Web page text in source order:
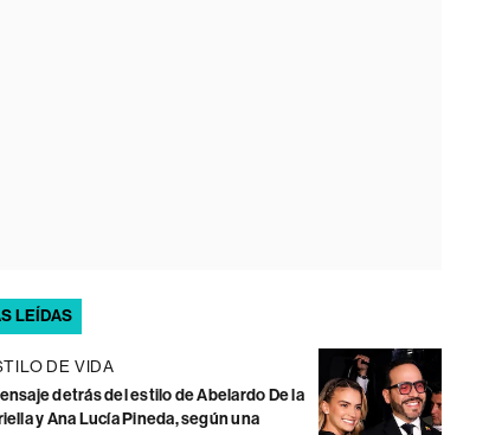
LEÍDAS
DE VIDA
detrás del estilo de Abelardo De la
y Ana Lucía Pineda, según una